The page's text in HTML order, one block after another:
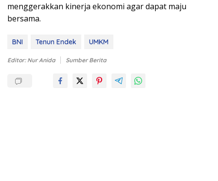
menggerakkan kinerja ekonomi agar dapat maju
bersama.
BNI Tenun Endek UMKM
Editor: Nur Anida Sumber Berita